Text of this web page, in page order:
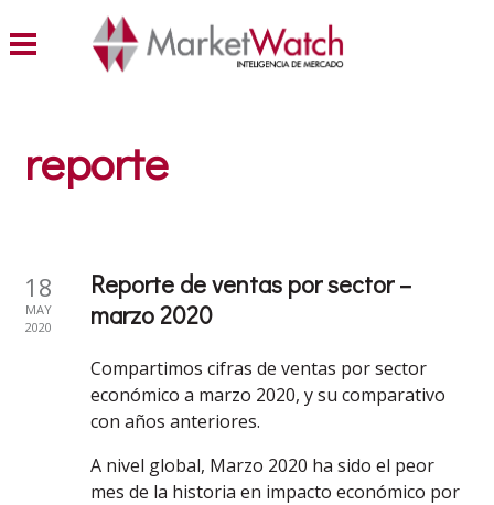
reporte
18
MAY
2020
Reporte de ventas por sector –
marzo 2020
Compartimos cifras de ventas por sector
económico a marzo 2020, y su comparativo
con años anteriores.
A nivel global, Marzo 2020 ha sido el peor
mes de la historia en impacto económico por